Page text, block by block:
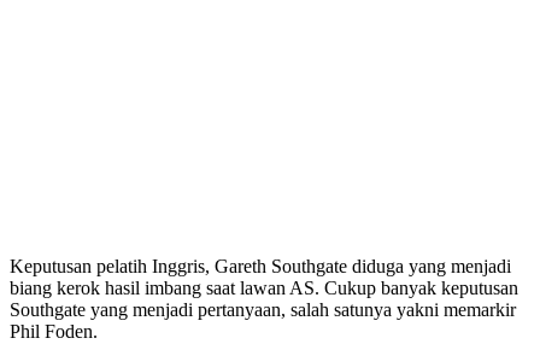
Keputusan pelatih Inggris, Gareth Southgate diduga yang menjadi
biang kerok hasil imbang saat lawan AS. Cukup banyak keputusan
Southgate yang menjadi pertanyaan, salah satunya yakni memarkir
Phil Foden.